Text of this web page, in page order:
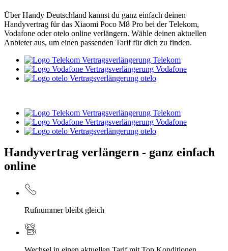
Über Handy Deutschland kannst du ganz einfach deinen
Handyvertrag für das Xiaomi Poco M8 Pro bei der Telekom,
Vodafone oder otelo online verlängern. Wähle deinen aktuellen
Anbieter aus, um einen passenden Tarif für dich zu finden.
Vertragsverlängerung Telekom
Vertragsverlängerung Vodafone
Vertragsverlängerung otelo
Vertragsverlängerung Telekom
Vertragsverlängerung Vodafone
Vertragsverlängerung otelo
Handyvertrag verlängern - ganz einfach
online
Rufnummer bleibt gleich